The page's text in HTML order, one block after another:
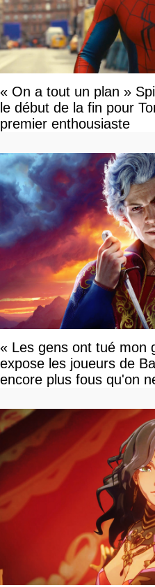
« On a tout un plan »
le début de la fin pour
premier enthousiaste
« Les gens ont tué mon
expose les joueurs de
encore plus fous qu'on